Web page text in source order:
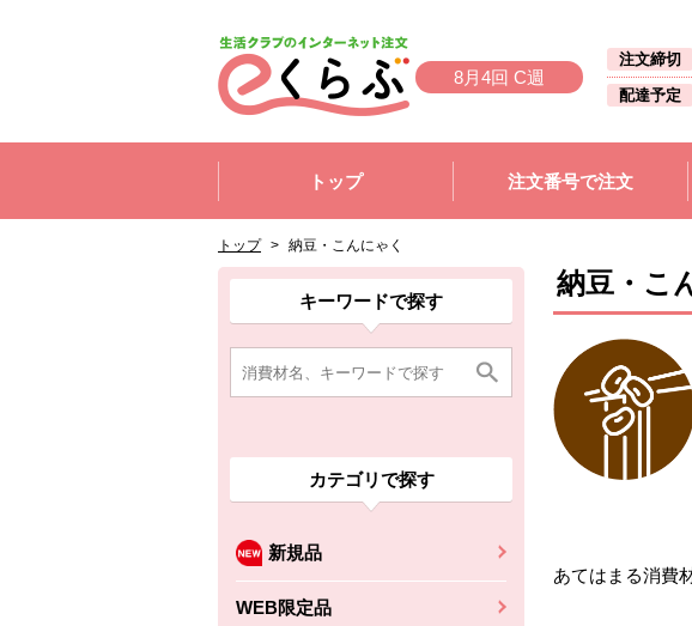
8月4回 C週
注文締切
配達予定
トップ
注文番号で注文
トップ > 納豆・こんにゃく
ここから消費材検索メニューです。
キーワードで探す
カテゴリで探す
新規品
WEB限定品
消費材検索メニューここまで。
ここから本文です。
ここから組合員向けメニューです。
組合員向けメニューここまで。
ここから本文です。 納豆・こ
あてはまる消費